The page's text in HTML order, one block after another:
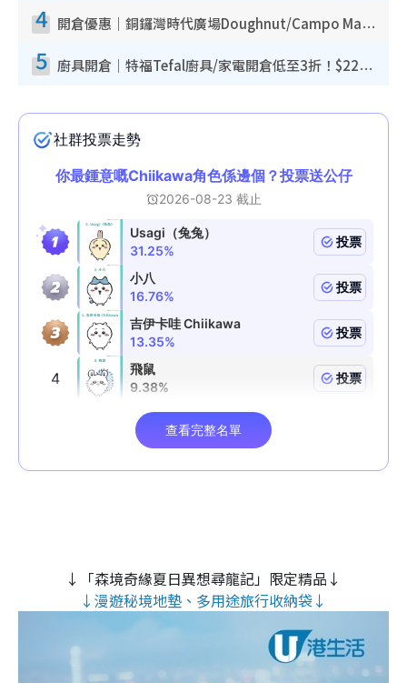
4 開倉優惠｜銅鑼灣時代廣場Doughnut/Campo Marzio開倉低至1折！背囊、書包、手袋劈價$200起
5 廚具開倉｜特福Tefal廚具/家電開倉低至3折！$220起買平底鍋/炒鑊/湯煲！電飯煲/吸塵機/燙斗$418起
↓「森境奇緣夏日異想尋龍記」限定精品↓
↓漫遊秘境地墊、多用途旅行收納袋↓